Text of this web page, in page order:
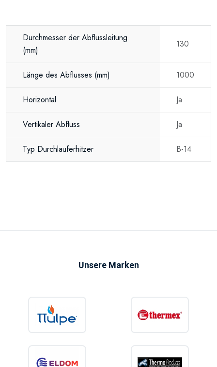
Durchmesser der Abflussleitung
(mm)
130
Länge des Abflusses (mm) 1000
Horizontal Ja
Vertikaler Abfluss Ja
Typ Durchlauferhitzer B-14
Unsere Marken